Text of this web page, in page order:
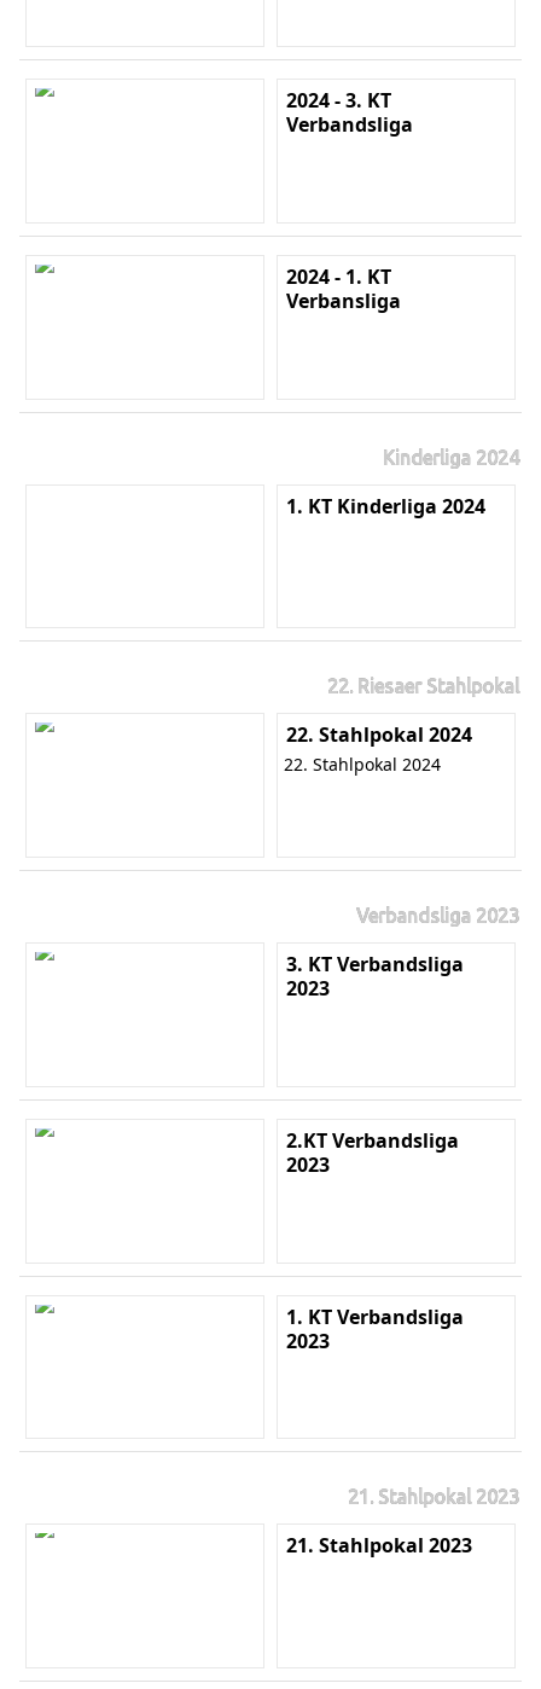
2024 - 3. KT
Verbandsliga
2024 - 1. KT
Verbansliga
Kinderliga 2024
1. KT Kinderliga 2024
22. Riesaer Stahlpokal
22. Stahlpokal 2024
22. Stahlpokal 2024
Verbandsliga 2023
3. KT Verbandsliga
2023
2.KT Verbandsliga
2023
1. KT Verbandsliga
2023
21. Stahlpokal 2023
21. Stahlpokal 2023